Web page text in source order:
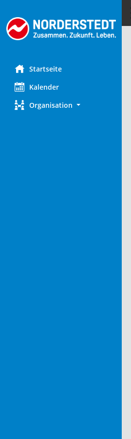
Startseite
Kalender
Organisation